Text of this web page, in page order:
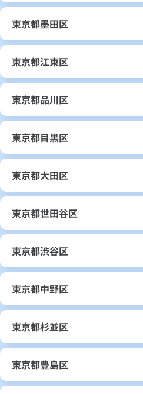
東京都墨田区
東京都江東区
東京都品川区
東京都目黒区
東京都大田区
東京都世田谷区
東京都渋谷区
東京都中野区
東京都杉並区
東京都豊島区